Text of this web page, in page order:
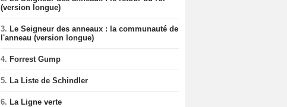
(version longue)
3. Le Seigneur des anneaux : la communauté de
l'anneau (version longue)
4. Forrest Gump
5. La Liste de Schindler
6. La Ligne verte